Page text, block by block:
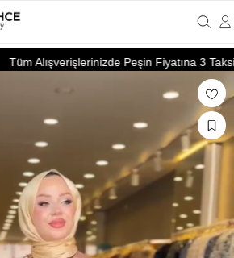
Tüm Alışverişlerinizde Peşin Fiyatına 3 Taksit!